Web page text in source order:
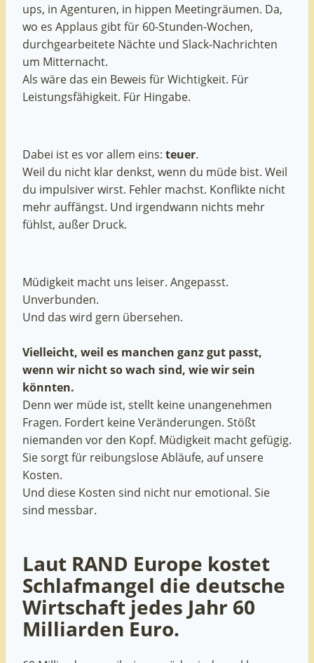
ups, in Agenturen, in hippen Meetingräumen. Da,
wo es Applaus gibt für 60-Stunden-Wochen,
durchgearbeitete Nächte und Slack-Nachrichten
um Mitternacht.
Als wäre das ein Beweis für Wichtigkeit. Für
Leistungsfähigkeit. Für Hingabe.
Dabei ist es vor allem eins: teuer.
Weil du nicht klar denkst, wenn du müde bist. Weil
du impulsiver wirst. Fehler machst. Konflikte nicht
mehr auffängst. Und irgendwann nichts mehr
fühlst, außer Druck.
Müdigkeit macht uns leiser. Angepasst.
Unverbunden.
Und das wird gern übersehen.
Vielleicht, weil es manchen ganz gut passt,
wenn wir nicht so wach sind, wie wir sein
könnten.
Denn wer müde ist, stellt keine unangenehmen
Fragen. Fordert keine Veränderungen. Stößt
niemanden vor den Kopf. Müdigkeit macht gefügig.
Sie sorgt für reibungslose Abläufe, auf unsere
Kosten.
Und diese Kosten sind nicht nur emotional. Sie
sind messbar.
Laut RAND Europe kostet
Schlafmangel die deutsche
Wirtschaft jedes Jahr 60
Milliarden Euro.